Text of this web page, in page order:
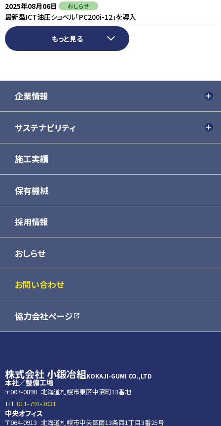
2025年08月06日 おしらせ
最新型ICT油圧ショベル「PC200i-12」を導入
もっと見る
2025年08月06日
最新型ICT油圧ショベル「PC200i-12」を導入
企業情報
ごあいさつ
会社概要
企業理念
小鍛冶組安全の取り組み
主要取引先
協力会社
グループ会社
サステナビリティ
社会貢献活動
SDGs
KOKAJI SPEED SKATING TEAM
施工実績
保有機械
採用情報
おしらせ
お問い合わせ
協力会社ページ
株式会社 小鍛冶組KOKAJI-GUMI CO.,LTD
本社／整備工場
〒007-0890 北海道札幌市東区中沼町13番地
TEL.011-791-3031
中央オフィス
〒064-0913 北海道札幌市中央区南13条西1丁目3番25号